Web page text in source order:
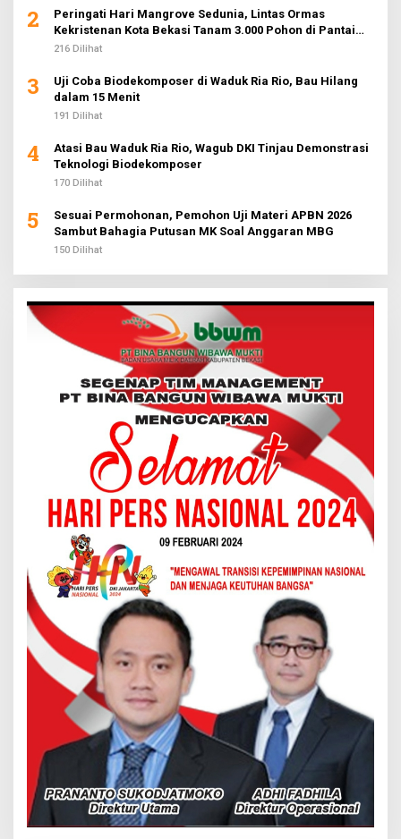
2
Peringati Hari Mangrove Sedunia, Lintas Ormas
Kekristenan Kota Bekasi Tanam 3.000 Pohon di Pantai
Sederhana
216 Dilihat
3
Uji Coba Biodekomposer di Waduk Ria Rio, Bau Hilang
dalam 15 Menit
191 Dilihat
4
Atasi Bau Waduk Ria Rio, Wagub DKI Tinjau Demonstrasi
Teknologi Biodekomposer
170 Dilihat
5
Sesuai Permohonan, Pemohon Uji Materi APBN 2026
Sambut Bahagia Putusan MK Soal Anggaran MBG
150 Dilihat